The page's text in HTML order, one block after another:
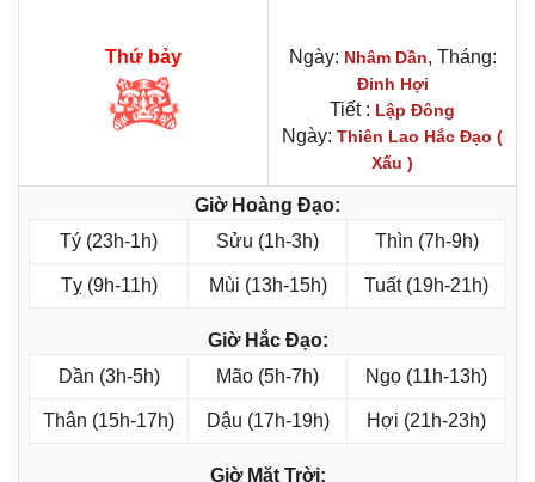
Thứ bảy Ngày: Nhâm Dần, Tháng:
Đinh Hợi
Tiết : Lập Đông
Ngày: Thiên Lao Hắc Đạo (
Xấu )
Giờ Hoàng Đạo:
Tý (23h-1h)
Sửu (1h-3h) Thìn (7h-9h)
Tỵ (9h-11h) Mùi (13h-15h) Tuất (19h-21h)
Giờ Hắc Đạo:
Dần (3h-5h)
Mão (5h-7h) Ngọ (11h-13h)
Thân (15h-17h) Dậu (17h-19h) Hợi (21h-23h)
Giờ Mặt Trời: